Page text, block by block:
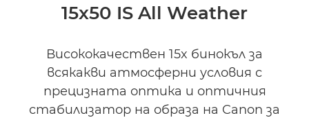
15x50 IS All Weather
Висококачествен 15x бинокъл за
всякакви атмосферни условия с
прецизната оптика и оптичния
стабилизатор на образа на Canon за